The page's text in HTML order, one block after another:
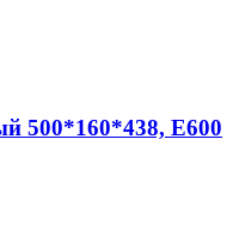
500*160*438, Е600